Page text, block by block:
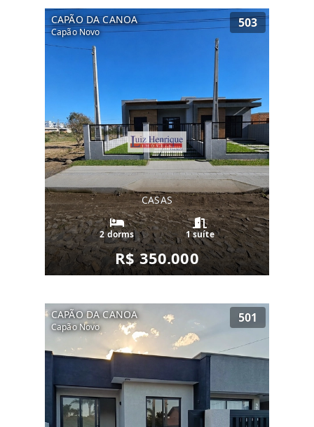
CAPÃO DA CANOA
Capão Novo
503
CASAS
2 dorms 1 suíte
R$ 350.000
CAPÃO DA CANOA
Capão Novo
501